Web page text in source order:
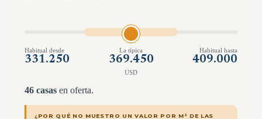
Habitual desde
331.250
La típica
369.450
Habitual hasta
409.000
USD
46 casas en oferta.
¿POR QUÉ NO MUESTRO UN VALOR POR M² DE LAS